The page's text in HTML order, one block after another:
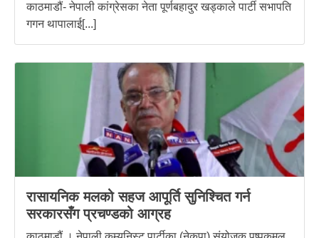
काठमाडौं- नेपाली कांग्रेसका नेता पूर्णबहादुर खड्काले पार्टी सभापति
गगन थापालाई[...]
रासायनिक मलको सहज आपूर्ति सुनिश्चित गर्न
सरकारसँग प्रचण्डको आग्रह